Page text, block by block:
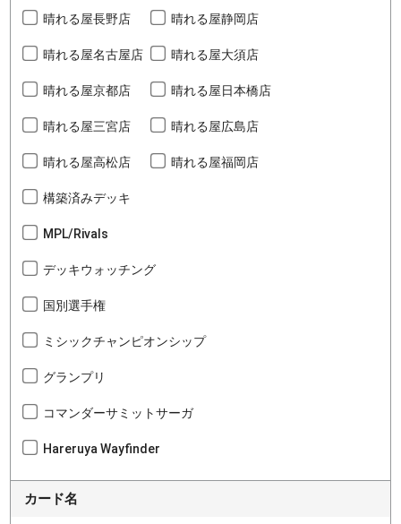
晴れる屋長野店 晴れる屋静岡店
晴れる屋名古屋店 晴れる屋大須店
晴れる屋京都店 晴れる屋日本橋店
晴れる屋三宮店 晴れる屋広島店
晴れる屋高松店 晴れる屋福岡店
構築済みデッキ
MPL/Rivals
デッキウォッチング
国別選手権
ミシックチャンピオンシップ
グランプリ
コマンダーサミットサーガ
Hareruya Wayfinder
カード名